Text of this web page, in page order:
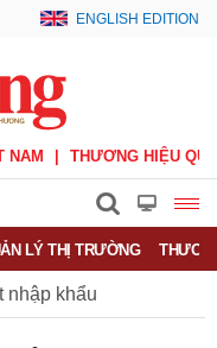
ENGLISH EDITION
NAM THƯƠNG HIỆU
LÝ THỊ TRƯỜNG
nhập khẩu
hiệu quốc gia